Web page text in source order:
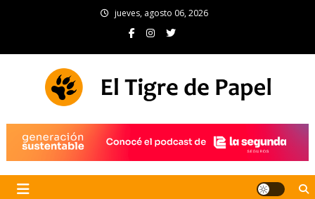
jueves, agosto 06, 2026